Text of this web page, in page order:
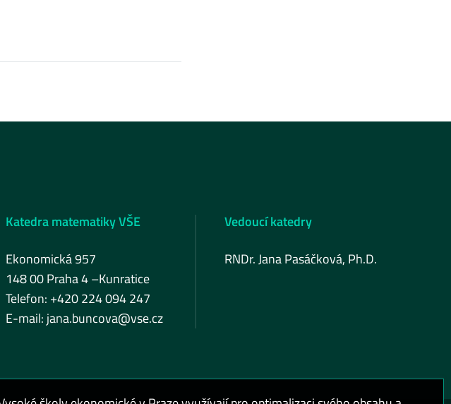
Katedra matematiky VŠE
Ekonomická 957
148 00 Praha 4 –Kunratice
Telefon: +420 224 094 247
E-mail: jana.buncova@vse.cz
Vedoucí katedry
RNDr. Jana Pasáčková, Ph.D.